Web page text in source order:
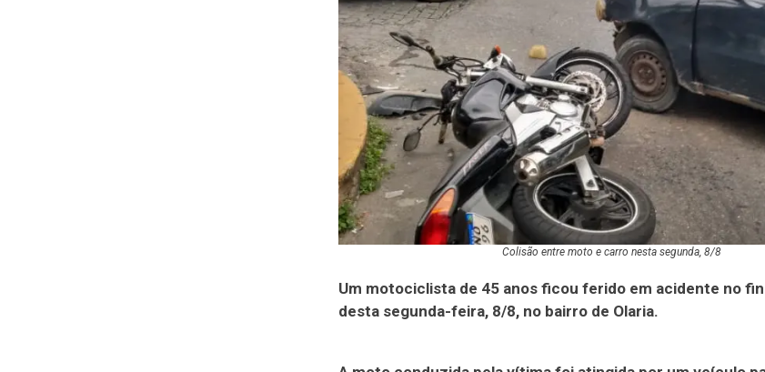
Colisão entre moto e carro nesta segunda, 8/8
Um motociclista de 45 anos ficou ferido em acidente no
desta segunda-feira, 8/8, no bairro de Olaria.